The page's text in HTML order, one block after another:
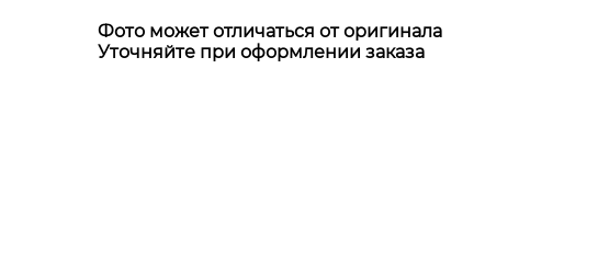
Фото может отличаться от оригинала
Уточняйте при оформлении заказа